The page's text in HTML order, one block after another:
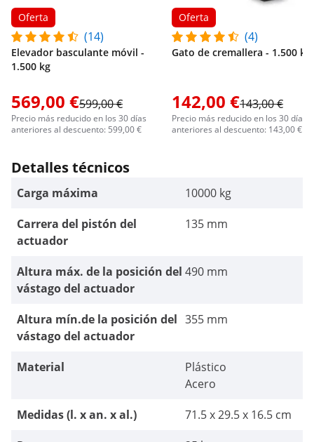
Oferta
(14)
Elevador basculante móvil -
1.500 kg
569,00 €599,00 €
Precio más reducido en los 30 días
anteriores al descuento: 599,00 €
Oferta
(4)
Gato de cremallera - 1.500 kg
142,00 €143,00 €
Precio más reducido en los 30 días
anteriores al descuento: 143,00 €
Detalles técnicos
Carga máxima
10000 kg
Carrera del pistón del
actuador
135 mm
Altura máx. de la posición del
vástago del actuador
490 mm
Altura mín.de la posición del
vástago del actuador
355 mm
Material
Plástico
Acero
Medidas (l. x an. x al.)
71.5 x 29.5 x 16.5 cm